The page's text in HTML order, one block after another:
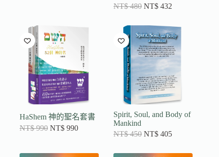
NT$480 NT$ 432
HaShem 神的聖名套書
NT$990 NT$ 990
Spirit, Soul, and Body of
Mankind
NT$450 NT$ 405